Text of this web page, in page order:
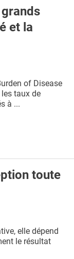
grands
et la
of Disease
taux de
à ...
toute
elle dépend
le résultat